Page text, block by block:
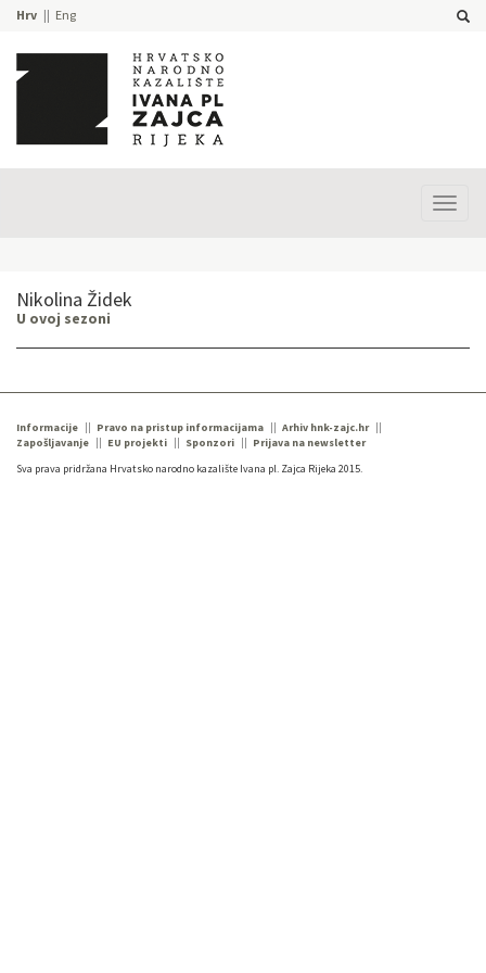
Hrv Eng
Nikolina Židek
U ovoj sezoni
Informacije Pravo na pristup informacijama
Arhiv hnk-zajc.hr
Zapošljavanje
EU projekti Sponzori
Prijava na newsletter
Sva prava pridržana Hrvatsko narodno kazalište Ivana pl. Zajca Rijeka 2015.